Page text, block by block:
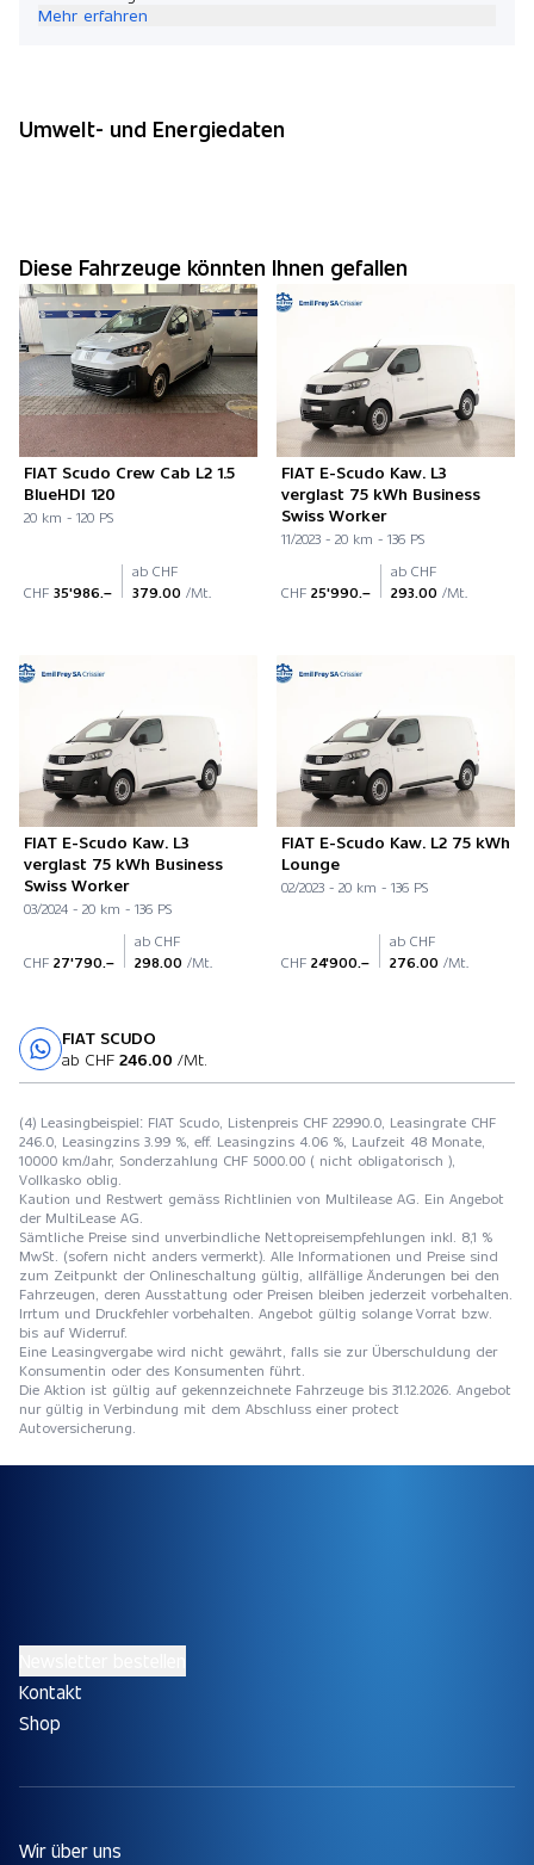
Mehr erfahren
Umwelt- und Energiedaten
Diese Fahrzeuge könnten Ihnen gefallen
FIAT Scudo Crew Cab L2 1.5
BlueHDI 120
20 km - 120 PS
CHF 35'986.–
ab CHF
379.00 /Mt.
FIAT E-Scudo Kaw. L3
verglast 75 kWh Business
Swiss Worker
11/2023 - 20 km - 136 PS
CHF 25'990.–
ab CHF
293.00 /Mt.
FIAT E-Scudo Kaw. L3
verglast 75 kWh Business
Swiss Worker
03/2024 - 20 km - 136 PS
CHF 27'790.–
ab CHF
298.00 /Mt.
FIAT E-Scudo Kaw. L2 75 kWh
Lounge
02/2023 - 20 km - 136 PS
CHF 24'900.–
ab CHF
276.00 /Mt.
FIAT SCUDO
ab CHF 246.00 /Mt.
(4) Leasingbeispiel: FIAT Scudo, Listenpreis CHF 22990.0, Leasingrate CHF
246.0, Leasingzins 3.99 %, eff. Leasingzins 4.06 %, Laufzeit 48 Monate,
10000 km/Jahr, Sonderzahlung CHF 5000.00 ( nicht obligatorisch ),
Vollkasko oblig.
Kaution und Restwert gemäss Richtlinien von Multilease AG. Ein Angebot
der MultiLease AG.
Sämtliche Preise sind unverbindliche Nettopreisempfehlungen inkl. 8,1 %
MwSt. (sofern nicht anders vermerkt). Alle Informationen und Preise sind
zum Zeitpunkt der Onlineschaltung gültig, allfällige Änderungen bei den
Fahrzeugen, deren Ausstattung oder Preisen bleiben jederzeit vorbehalten.
Irrtum und Druckfehler vorbehalten. Angebot gültig solange Vorrat bzw.
bis auf Widerruf.
Eine Leasingvergabe wird nicht gewährt, falls sie zur Überschuldung der
Konsumentin oder des Konsumenten führt.
Die Aktion ist gültig auf gekennzeichnete Fahrzeuge bis 31.12.2026. Angebot
nur gültig in Verbindung mit dem Abschluss einer protect
Autoversicherung.
Kontakt
Shop
Wir über uns